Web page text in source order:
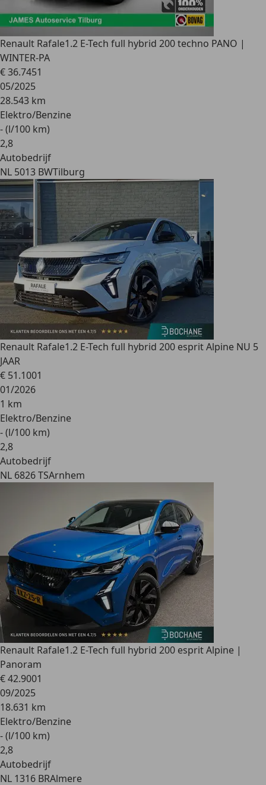
Renault Rafale1.2 E-Tech full hybrid 200 techno PANO |
WINTER-PA
€ 36.7451
05/2025
28.543 km
Elektro/Benzine
- (l/100 km)
2,8
Autobedrijf
NL 5013 BWTilburg
Renault Rafale1.2 E-Tech full hybrid 200 esprit Alpine NU 5
JAAR
€ 51.1001
01/2026
1 km
Elektro/Benzine
- (l/100 km)
2,8
Autobedrijf
NL 6826 TSArnhem
Renault Rafale1.2 E-Tech full hybrid 200 esprit Alpine |
Panoram
€ 42.9001
09/2025
18.631 km
Elektro/Benzine
- (l/100 km)
2,8
Autobedrijf
NL 1316 BRAlmere